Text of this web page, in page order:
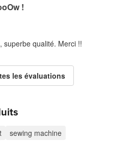
!
superbe qualité. Merci !!
les évaluations
sewing machine